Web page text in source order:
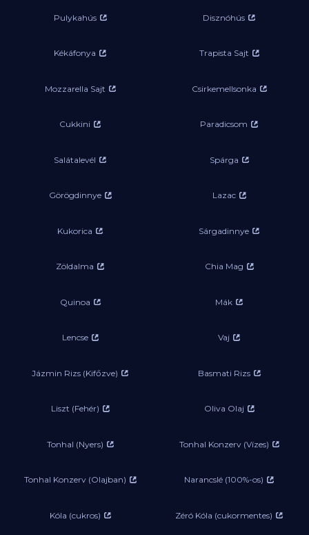
Pulykahús Disznóhús
Kékáfonya Trapista Sajt
Mozzarella Sajt Csirkemellsonka
Cukkini Paradicsom
Salátalevél Spárga
Görögdinnye Lazac
Kukorica Sárgadinnye
Zöldalma Chia Mag
Quinoa Mák
Lencse Vaj
Jázmin Rizs (Kifőzve) Basmati Rizs
Liszt (Fehér) Oliva Olaj
Tonhal (Nyers) Tonhal Konzerv (Vízes)
Tonhal Konzerv (Olajban) Narancslé (100%-os)
Kóla (cukros) Zéró Kóla (cukormentes)